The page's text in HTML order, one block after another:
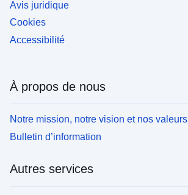
Avis juridique
Cookies
Accessibilité
À propos de nous
Notre mission, notre vision et nos valeurs
Bulletin d’information
Autres services